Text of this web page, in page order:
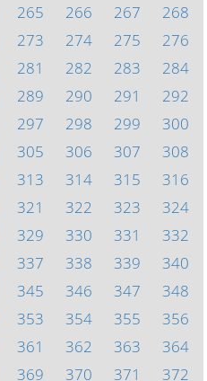
265 266 267
268
273 274 275
276
281 282 283
284
289 290 291
292
297 298 299
300
305 306 307
308
313 314 315
316
321 322 323
324
329 330 331
332
337 338 339
340
345 346 347
348
353 354 355
356
361 362 363
364
369 370 371 372